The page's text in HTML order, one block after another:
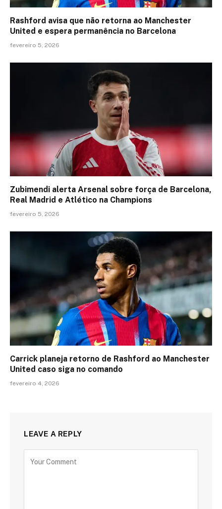
Rashford avisa que não retorna ao Manchester
United e espera permanência no Barcelona
fevereiro 5, 2026
Zubimendi alerta Arsenal sobre força de Barcelona,
Real Madrid e Atlético na Champions
fevereiro 5, 2026
Carrick planeja retorno de Rashford ao Manchester
United caso siga no comando
fevereiro 4, 2026
LEAVE A REPLY